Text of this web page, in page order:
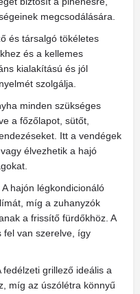
megcsodálására.
és társalgó tökéletes
és a kellemes
kialakítású és jól
szolgálja.
minden szükséges
a főzőlapot, sütőt,
Itt a vendégek
élvezhetik a hajó
A hajón légkondicionáló
míg a zuhanyzók
a frissítő fürdőkhöz. A
fel van szerelve, így
fedélzeti grillező ideális a
míg az úszólétra könnyű